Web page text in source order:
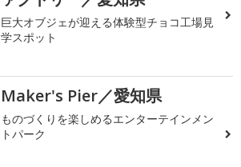
巨大オブジェが迎える体験型チョコ工場見
学スポット
Maker's Pier／愛知県
ものづくりを楽しめるエンターテインメン
トパーク